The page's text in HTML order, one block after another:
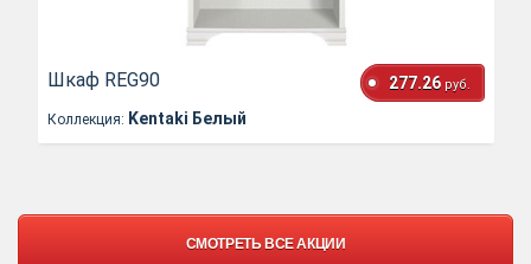
Шкаф REG90 277.26 руб.
Коллекция: Kentaki Белый
СМОТРЕТЬ ВСЕ АКЦИИ